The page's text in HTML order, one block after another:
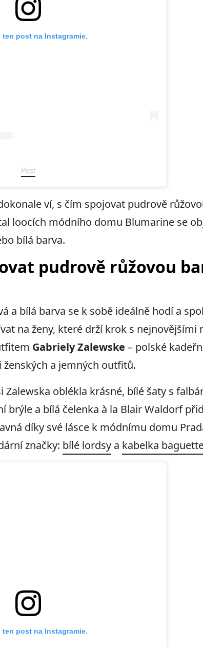
ten post na Instagramie.
Post
ví, s čím spojovat pudrově
loocích módního domu Blumarine se
bílá barva.
pudrově růžovou
a bílá barva se k sobě ideálně hodí a
na ženy, které drží krok s nejnovějšími
Gabriely Zalewske – polské
a jemných outfitů.
Zalewska oblékla krásné, bílé šaty s
brýle a bílá čelenka à la Blair Waldorf
díky své lásce k módnímu domu
značky: bílé lordsy a kabelka
ten post na Instagramie.